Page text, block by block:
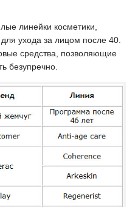
линейки косметики,
ухода за лицом после 40.
средства, позволяющие
безупречно.